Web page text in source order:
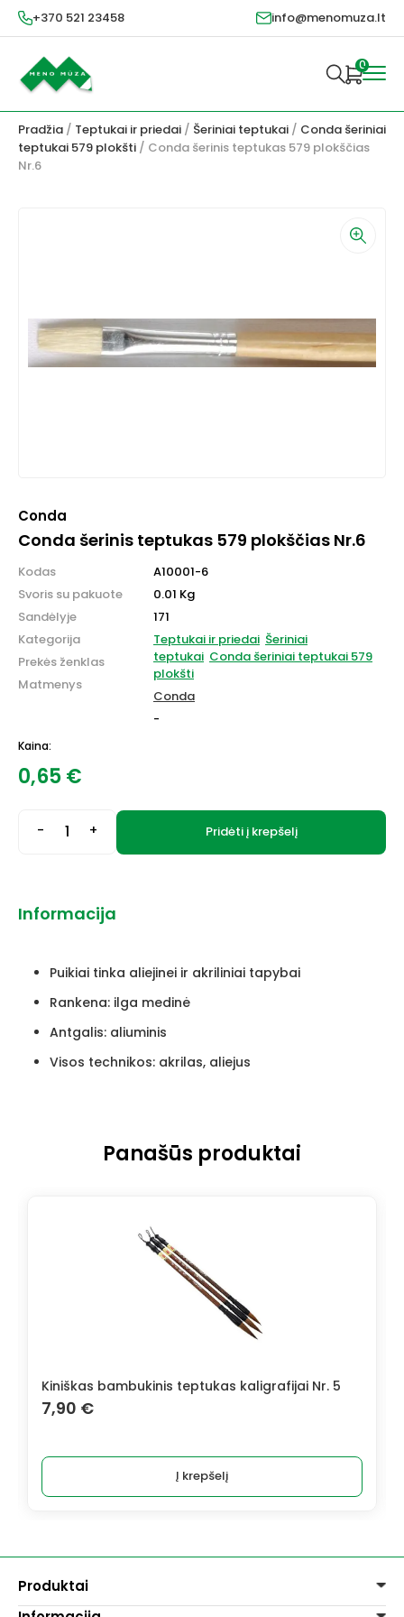
+370 521 23458 info@menomuza.lt
0
Pradžia / Teptukai ir priedai / Šeriniai teptukai / Conda šeriniai
teptukai 579 plokšti / Conda šerinis teptukas 579 plokščias
Nr.6
Conda
Conda šerinis teptukas 579 plokščias Nr.6
Kodas
Svoris su pakuote
Sandėlyje
Kategorija
Prekės ženklas
Matmenys
A10001-6
0.01 Kg
171
Teptukai ir priedai Šeriniai
teptukai Conda šeriniai teptukai 579
plokšti
Conda
-
Kaina:
0,65€
- + Pridėti į krepšelį
Informacija
Puikiai tinka aliejinei ir akriliniai tapybai
Rankena: ilga medinė
Antgalis: aliuminis
Visos technikos: akrilas, aliejus
Panašūs produktai
Kiniškas bambukinis teptukas kaligrafijai Nr. 5
7,90 €
Į krepšelį
Produktai